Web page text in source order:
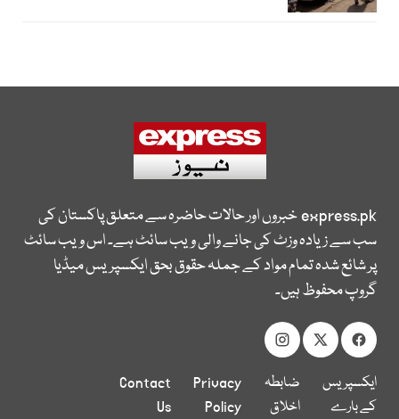
express.pkخبروں اور حالات حاضرہ سے متعلق پاکستان کی
سب سے زیادہ وزٹ کی جانے والی ویب سائٹ ہے۔ اس ویب سائٹ
پر شائع شدہ تمام مواد کے جملہ حقوق بحق ایکسپریس میڈیا
گروپ محفوظ ہیں۔
ایکسپریس
کے بارے
ضابطہ
اخلاق
Privacy
Policy
Contact
Us